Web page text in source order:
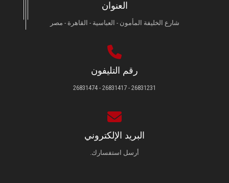
العنوان
شارع الخليفة المأمون - العباسية - القاهرة - مصر
رقم التليفون
26831231 - 26831417 - 26831474
البريد الإلكتروني
أرسل استفسارك.